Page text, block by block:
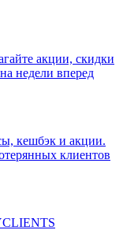
акции, скидки
недели вперед
кешбэк и акции.
клиентов